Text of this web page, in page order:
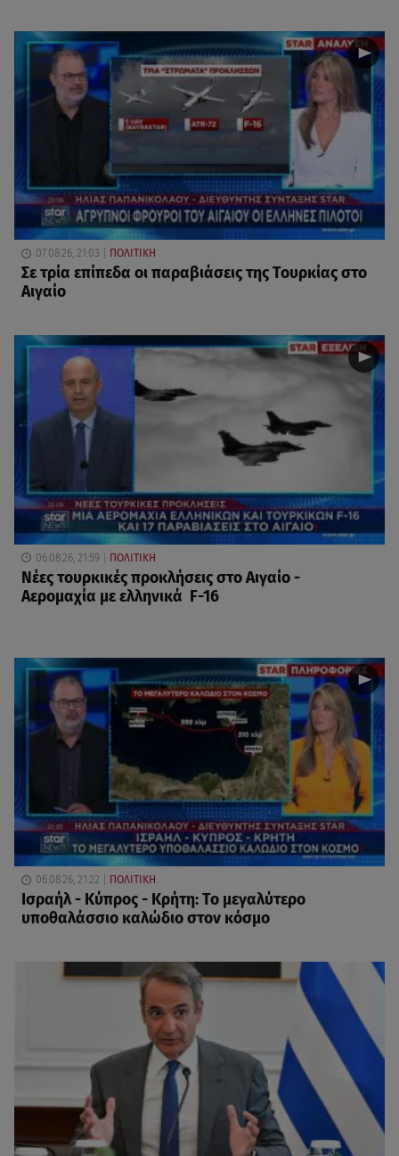
07.08.26, 21:03 ΠΟΛΙΤΙΚΗ
Σε τρία επίπεδα οι παραβιάσεις της Τουρκίας στο
Αιγαίο
06.08.26, 21:59 ΠΟΛΙΤΙΚΗ
Νέες τουρκικές προκλήσεις στο Αιγαίο -
Αερομαχία με ελληνικά F-16
06.08.26, 21:22 ΠΟΛΙΤΙΚΗ
Ισραήλ - Κύπρος - Κρήτη: Το μεγαλύτερο
υποθαλάσσιο καλώδιο στον κόσμο